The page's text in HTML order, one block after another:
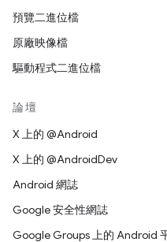
預覽二進位檔
原廠映像檔
驅動程式二進位檔
論壇
X 上的 @Android
X 上的 @AndroidDev
Android 網誌
Google 安全性網誌
Google Groups 上的 Android